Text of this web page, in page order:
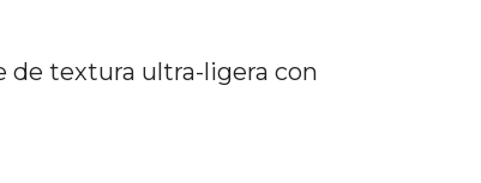
textura ultra-ligera con